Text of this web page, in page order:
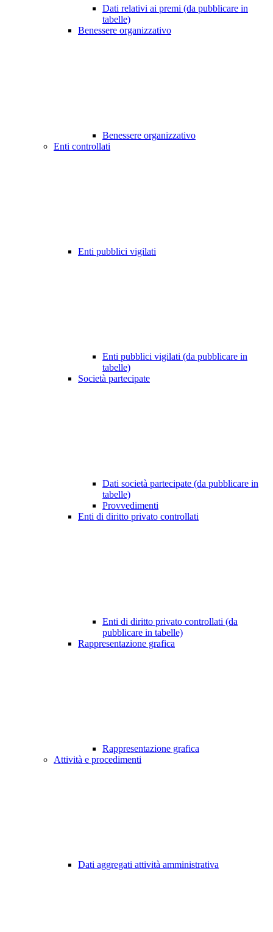
Dati relativi ai premi (da pubblicare in
tabelle)
Benessere organizzativo
Benessere organizzativo
Enti controllati
Enti pubblici vigilati
Enti pubblici vigilati (da pubblicare in
tabelle)
Società partecipate
Dati società partecipate (da pubblicare in
tabelle)
Provvedimenti
Enti di diritto privato controllati
Enti di diritto privato controllati (da
pubblicare in tabelle)
Rappresentazione grafica
Rappresentazione grafica
Attività e procedimenti
Dati aggregati attività amministrativa